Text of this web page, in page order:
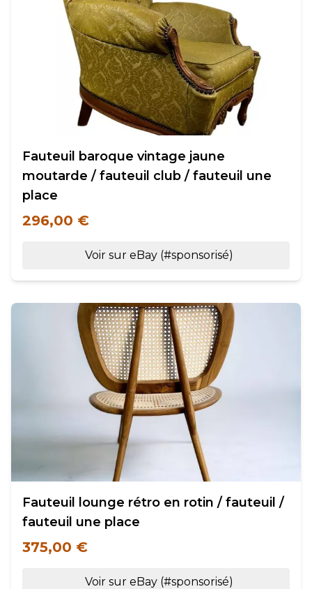
Fauteuil baroque vintage jaune
moutarde / fauteuil club / fauteuil une
place
296,00 €
Voir sur eBay (#sponsorisé)
Fauteuil lounge rétro en rotin / fauteuil /
fauteuil une place
375,00 €
Voir sur eBay (#sponsorisé)